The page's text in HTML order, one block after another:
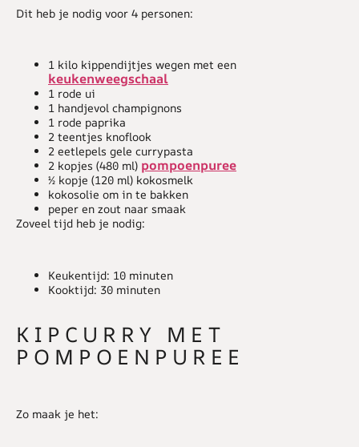
Dit heb je nodig voor 4 personen:
1 kilo kippendijtjes wegen met een
keukenweegschaal
1 rode ui
1 handjevol champignons
1 rode paprika
2 teentjes knoflook
2 eetlepels gele currypasta
2 kopjes (480 ml) pompoenpuree
½ kopje (120 ml) kokosmelk
kokosolie om in te bakken
peper en zout naar smaak
Zoveel tijd heb je nodig:
Keukentijd: 10 minuten
Kooktijd: 30 minuten
KIPCURRY MET
POMPOENPUREE
Zo maak je het: